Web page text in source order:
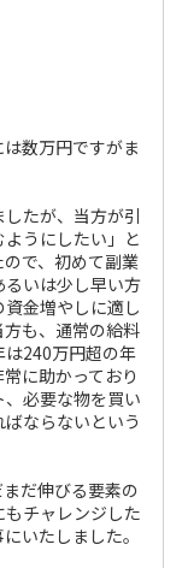
数万円ですがま
たが、当方が引
うにしたい」と
で、初めて副業
いは少し早い方
金増やしに適し
も、通常の給料
240万円超の年
に助かっており
必要な物を買い
ならないという
だ伸びる要素の
チャレンジした
いたしました。